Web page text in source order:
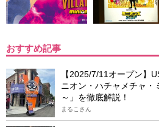
おすすめ記事
【2025/7/11オープン】
ニオン・ハチャメチャ・
～」を徹底解説！
まるこさん